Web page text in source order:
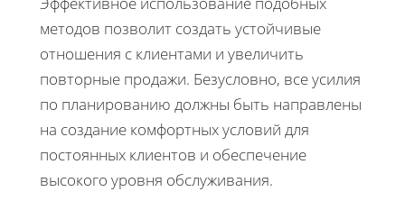
методов позволит создать устойчивые
отношения с клиентами и увеличить
повторные продажи. Безусловно, все усилия
по планированию должны быть направлены
на создание комфортных условий для
постоянных клиентов и обеспечение
высокого уровня обслуживания.